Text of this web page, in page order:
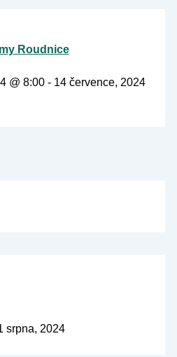
Roudnice
@ 8:00- 14 července, 2024
srpna, 2024